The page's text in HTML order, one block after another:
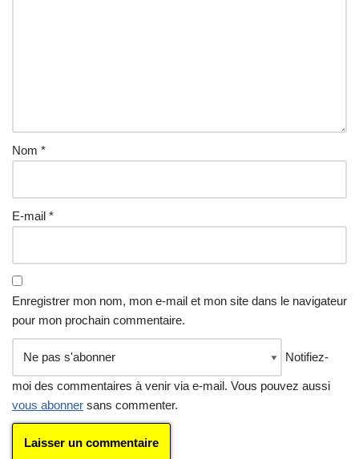
Nom *
E-mail *
Enregistrer mon nom, mon e-mail et mon site dans le navigateur
pour mon prochain commentaire.
Notifiez-
moi des commentaires à venir via e-mail. Vous pouvez aussi
vous abonner sans commenter.